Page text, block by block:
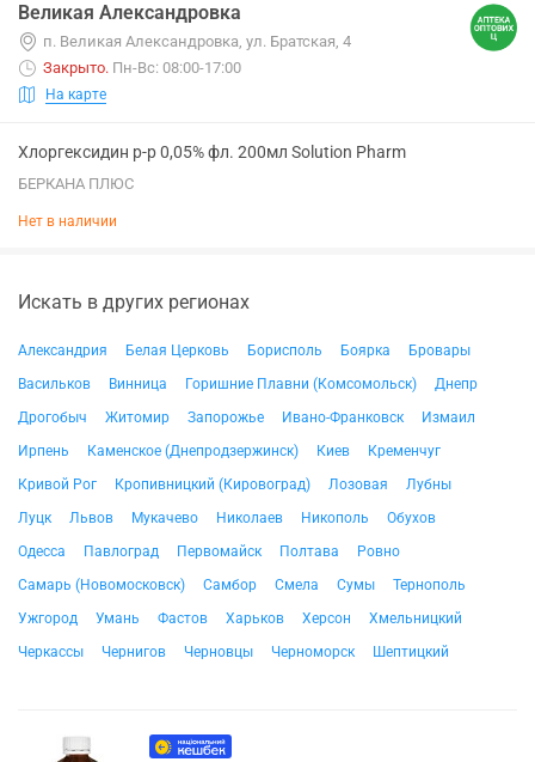
Великая Александровка
п. Великая Александровка, ул. Братская, 4
Закрыто. Пн-Вс: 08:00-17:00
На карте
Хлоргексидин р-р 0,05% фл. 200мл Solution Pharm
БЕРКАНА ПЛЮС
Нет в наличии
Искать в других регионах
Александрия Белая Церковь Борисполь Боярка
Бровары
Васильков
Винница Горишние Плавни (Комсомольск)
Днепр
Дрогобыч
Житомир Запорожье Ивано-Франковск
Измаил
Ирпень
Каменское (Днепродзержинск) Киев
Кременчуг
Кривой Рог
Кропивницкий (Кировоград) Лозовая
Лубны
Луцк
Львов Мукачево Николаев Никополь
Обухов
Одесса
Павлоград Первомайск Полтава
Ровно
Самарь (Новомосковск)
Самбор Смела Сумы
Тернополь
Ужгород
Умань Фастов Харьков Херсон
Хмельницкий
Черкассы
Чернигов Черновцы Черноморск Шептицкий